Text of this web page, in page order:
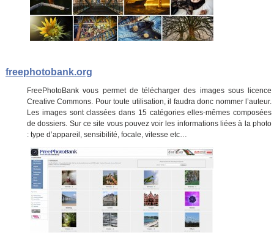
freephotobank.org
FreePhotoBank vous permet de télécharger des images sous licence
Creative Commons. Pour toute utilisation, il faudra donc nommer l’auteur.
Les images sont classées dans 15 catégories elles-mêmes composées
de dossiers. Sur ce site vous pouvez voir les informations liées à la photo
: type d’appareil, sensibilité, focale, vitesse etc…